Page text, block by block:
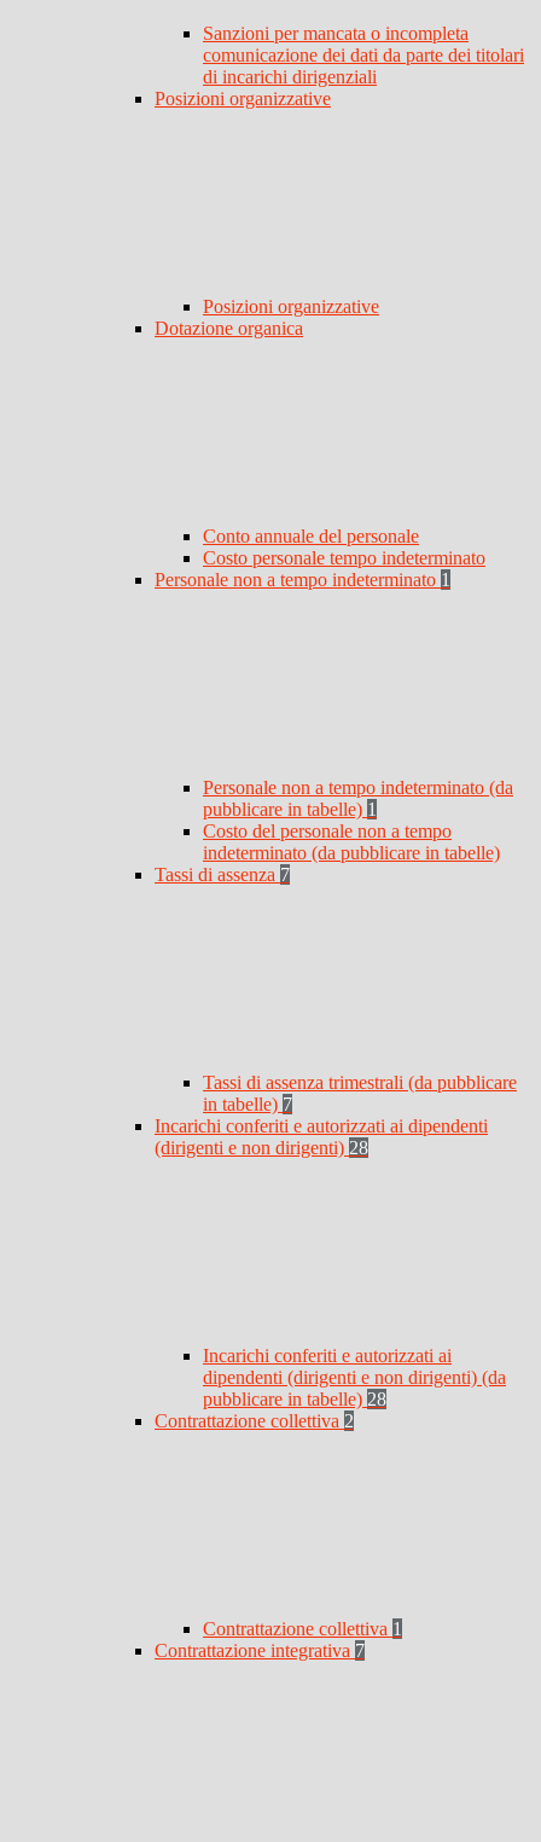
Sanzioni per mancata o incompleta
comunicazione dei dati da parte dei titolari
di incarichi dirigenziali
Posizioni organizzative
Posizioni organizzative
Dotazione organica
Conto annuale del personale
Costo personale tempo indeterminato
Personale non a tempo indeterminato 1
Personale non a tempo indeterminato (da
pubblicare in tabelle) 1
Costo del personale non a tempo
indeterminato (da pubblicare in tabelle)
Tassi di assenza 7
Tassi di assenza trimestrali (da pubblicare
in tabelle) 7
Incarichi conferiti e autorizzati ai dipendenti
(dirigenti e non dirigenti) 28
Incarichi conferiti e autorizzati ai
dipendenti (dirigenti e non dirigenti) (da
pubblicare in tabelle) 28
Contrattazione collettiva 2
Contrattazione collettiva 1
Contrattazione integrativa 7